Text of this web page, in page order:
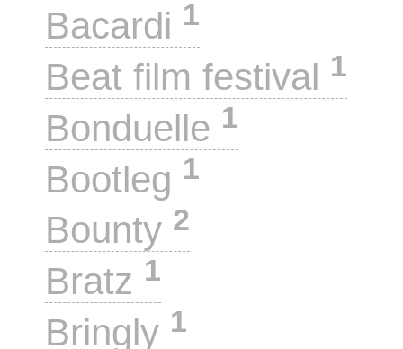
Bacardi 1
Beat film festival 1
Bonduelle 1
Bootleg 1
Bounty 2
Bratz 1
Bringly 1